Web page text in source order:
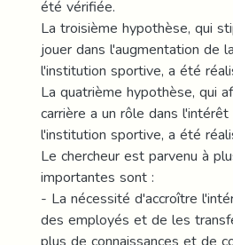
été vérifiée.
La troisième hypothèse, qui
jouer dans l'augmentation de
l'institution sportive, a été
La quatrième hypothèse, qui
carrière a un rôle dans
l'institution sportive, a été
Le chercheur est parvenu à
importantes sont :
- La nécessité d'accroître
des employés et de les